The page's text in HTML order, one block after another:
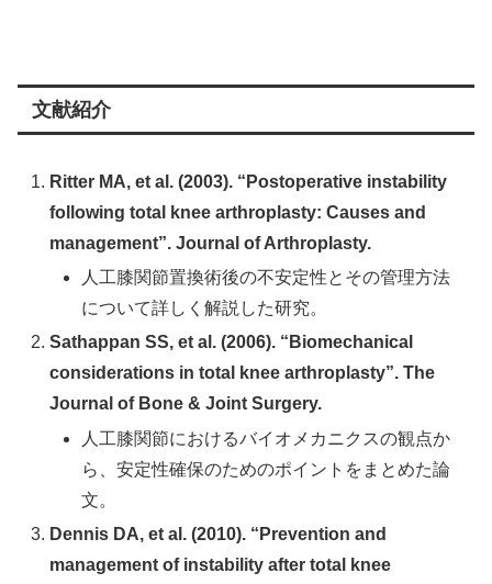
文献紹介
Ritter MA, et al. (2003). “Postoperative instability
following total knee arthroplasty: Causes and
management”. Journal of Arthroplasty.
人工膝関節置換術後の不安定性とその管理方法
について詳しく解説した研究。
Sathappan SS, et al. (2006). “Biomechanical
considerations in total knee arthroplasty”. The
Journal of Bone & Joint Surgery.
人工膝関節におけるバイオメカニクスの観点か
ら、安定性確保のためのポイントをまとめた論
文。
Dennis DA, et al. (2010). “Prevention and
management of instability after total knee